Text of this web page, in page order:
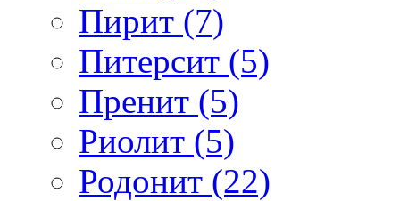
Пирит (7)
Питерсит (5)
Пренит (5)
Риолит (5)
Родонит (22)